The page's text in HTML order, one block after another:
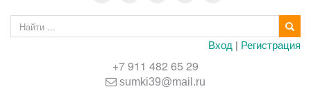
Вход | Регистрация
+7 911 482 65 29
sumki39@mail.ru